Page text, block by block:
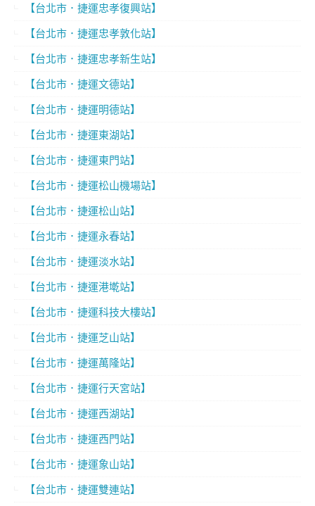
【台北市．捷運忠孝復興站】
【台北市．捷運忠孝敦化站】
【台北市．捷運忠孝新生站】
【台北市．捷運文德站】
【台北市．捷運明德站】
【台北市．捷運東湖站】
【台北市．捷運東門站】
【台北市．捷運松山機場站】
【台北市．捷運松山站】
【台北市．捷運永春站】
【台北市．捷運淡水站】
【台北市．捷運港墘站】
【台北市．捷運科技大樓站】
【台北市．捷運芝山站】
【台北市．捷運萬隆站】
【台北市．捷運行天宮站】
【台北市．捷運西湖站】
【台北市．捷運西門站】
【台北市．捷運象山站】
【台北市．捷運雙連站】